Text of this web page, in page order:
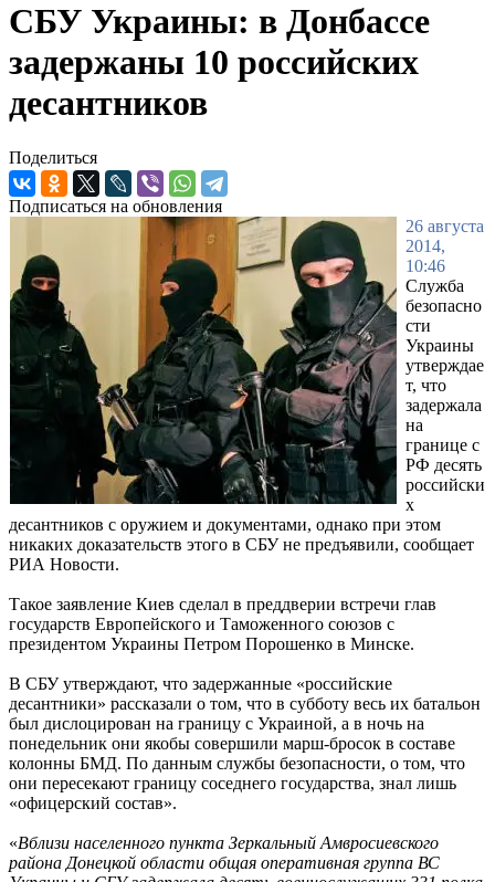
СБУ Украины: в Донбассе
задержаны 10 российских
десантников
Поделиться
Подписаться на обновления
26 августа
2014,
10:46
Служба
безопасно
сти
Украины
утверждае
т, что
задержала
на
границе с
РФ десять
российски
х
десантников с оружием и документами, однако при этом
никаких доказательств этого в СБУ не предъявили, сообщает
РИА Новости.
Такое заявление Киев сделал в преддверии встречи глав
государств Европейского и Таможенного союзов с
президентом Украины Петром Порошенко в Минске.
В СБУ утверждают, что задержанные «российские
десантники» рассказали о том, что в субботу весь их батальон
был дислоцирован на границу с Украиной, а в ночь на
понедельник они якобы совершили марш-бросок в составе
колонны БМД. По данным службы безопасности, о том, что
они пересекают границу соседнего государства, знал лишь
«офицерский состав».
«Вблизи населенного пункта Зеркальный Амвросиевского
района Донецкой области общая оперативная группа ВС